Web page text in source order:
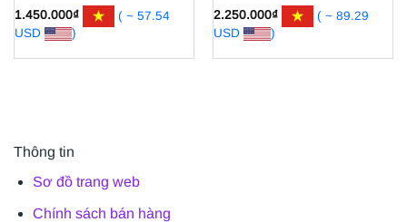
1.450.000₫
( ~ 57.54
USD
)
2.250.000₫
( ~ 89.29
USD
)
Thông tin
Sơ đồ trang web
Chính sách bán hàng